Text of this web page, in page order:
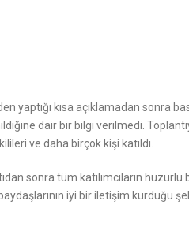
yaptığı kısa açıklamadan sonra
dair bir bilgi verilmedi.
ve daha birçok kişi katıldı.
sonra tüm katılımcıların
iyi bir iletişim kurduğu